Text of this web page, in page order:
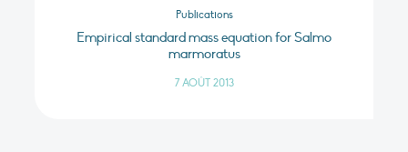
Publications
Empirical standard mass equation for Salmo
marmoratus
7 AOÛT 2013